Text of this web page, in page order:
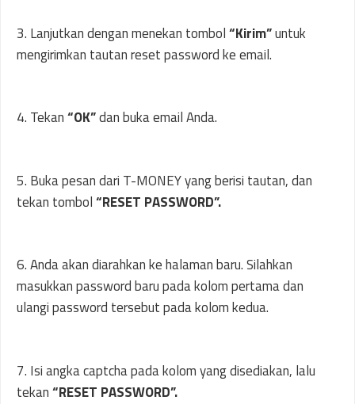
3. Lanjutkan dengan menekan tombol“Kirim”untuk
mengirimkan tautan reset password ke email.
4. Tekan“OK”dan buka email Anda.
5. Buka pesan dari T-MONEY yang berisi tautan, dan
tekan tombol“RESET PASSWORD”.
6. Anda akan diarahkan ke halaman baru. Silahkan
masukkan password baru pada kolom pertama dan
ulangi password tersebut pada kolom kedua.
7. Isi angka captcha pada kolom yang disediakan, lalu
tekan“RESET PASSWORD”.